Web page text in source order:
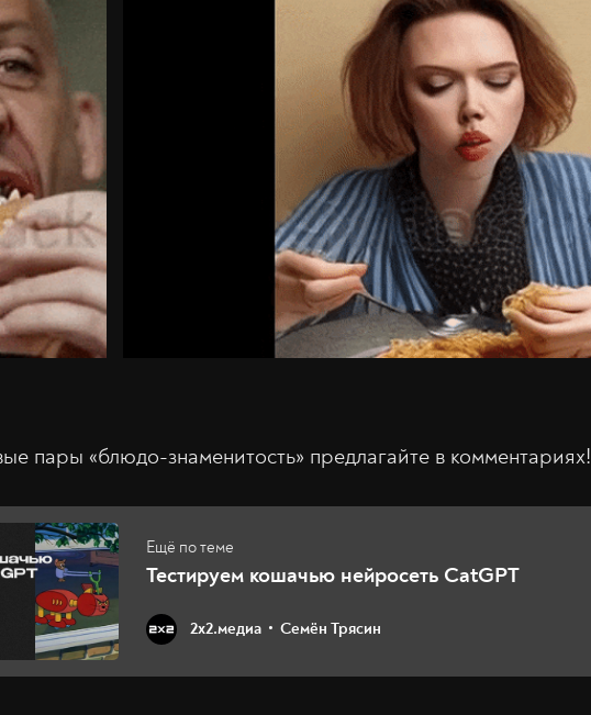
пары «блюдо-знаменитость» предлагайте в комментариях!
Тестируем кошачью нейросеть CatGPT
2х2.медиа Семён Трясин